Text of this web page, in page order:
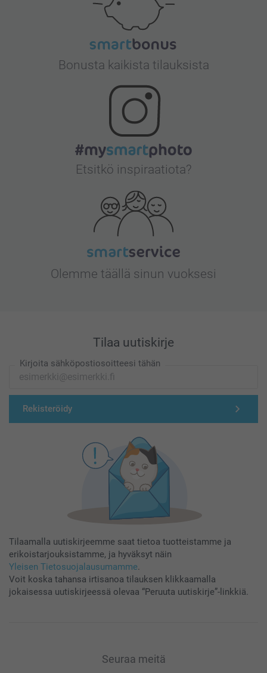
Bonusta kaikista tilauksista
Etsitkö inspiraatiota?
Olemme täällä sinun vuoksesi
Tilaa uutiskirje
Kirjoita sähköpostiosoitteesi tähän
Rekisteröidy
Tilaamalla uutiskirjeemme saat tietoa tuotteistamme ja
erikoistarjouksistamme, ja hyväksyt näin
Yleisen Tietosuojalausumamme.
Voit koska tahansa irtisanoa tilauksen klikkaamalla
jokaisessa uutiskirjeessä olevaa “Peruuta uutiskirje”-linkkiä.
Seuraa meitä